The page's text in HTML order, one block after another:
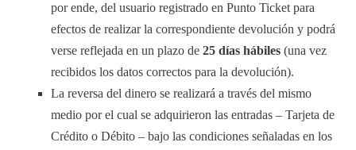
por ende, del usuario registrado en Punto Ticket para
efectos de realizar la correspondiente devolución y podrá
verse reflejada en un plazo de 25 días hábiles (una vez
recibidos los datos correctos para la devolución).
La reversa del dinero se realizará a través del mismo
medio por el cual se adquirieron las entradas – Tarjeta de
Crédito o Débito – bajo las condiciones señaladas en los